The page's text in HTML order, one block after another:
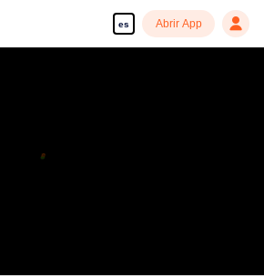
es Abrir App